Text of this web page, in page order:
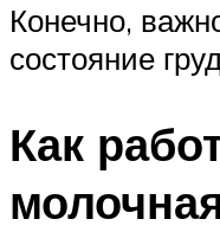
Конечно,
состояние
Как